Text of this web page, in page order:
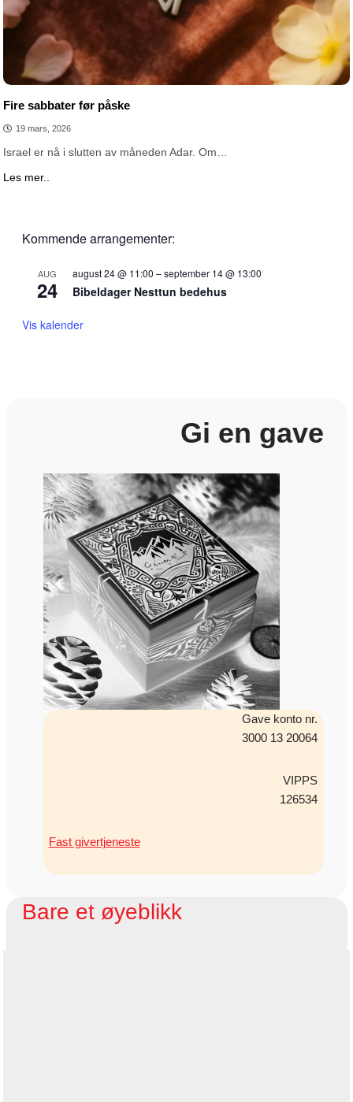
Fire sabbater før påske
19 mars, 2026
Israel er nå i slutten av måneden Adar. Om…
Les mer..
Kommende arrangementer:
AUG
24
august 24 @ 11:00 –september 14 @ 13:00
Bibeldager Nesttun bedehus
Vis kalender
Gi en gave
Gave konto nr.
3000 13 20064
VIPPS
126534
Fast givertjeneste
Bare et øyeblikk